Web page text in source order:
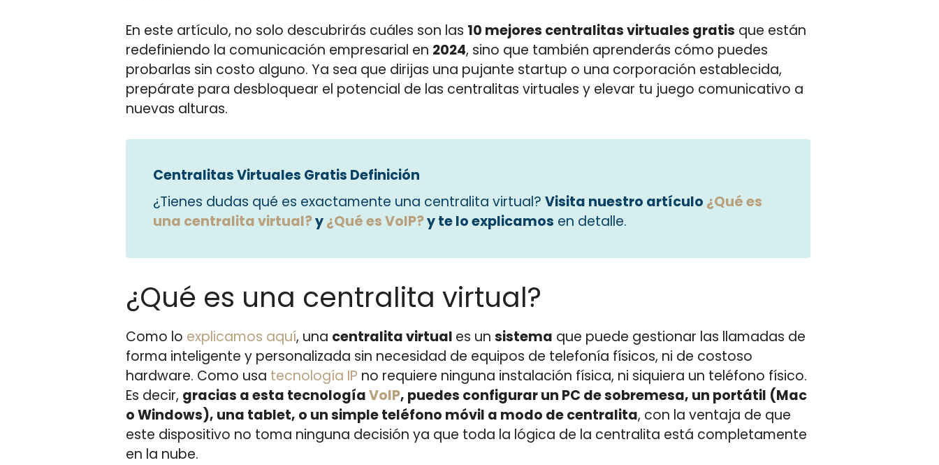
En este artículo, no solo descubrirás cuáles son las 10 mejores centralitas virtuales gratis que están
redefiniendo la comunicación empresarial en 2024, sino que también aprenderás cómo puedes
probarlas sin costo alguno. Ya sea que dirijas una pujante startup o una corporación establecida,
prepárate para desbloquear el potencial de las centralitas virtuales y elevar tu juego comunicativo a
nuevas alturas.
Centralitas Virtuales Gratis Definición
¿Tienes dudas qué es exactamente una centralita virtual? Visita nuestro artículo ¿Qué es
una centralita virtual?y¿Qué es VoIP?y te lo explicamos en detalle.
¿Qué es una centralita virtual?
Como lo explicamos aquí, una centralita virtual es unsistema que puede gestionar las llamadas de
forma inteligente y personalizada sin necesidad de equipos de telefonía físicos, ni de costoso
hardware. Como usa tecnología IP no requiere ninguna instalación física, ni siquiera un teléfono físico.
Es decir, gracias a esta tecnologíaVoIP, puedes configurar un PC de sobremesa, un portátil (Mac
o Windows), una tablet, o un simple teléfono móvil a modo de centralita, con la ventaja de que
este dispositivo no toma ninguna decisión ya que toda la lógica de la centralita está completamente
en la nube.